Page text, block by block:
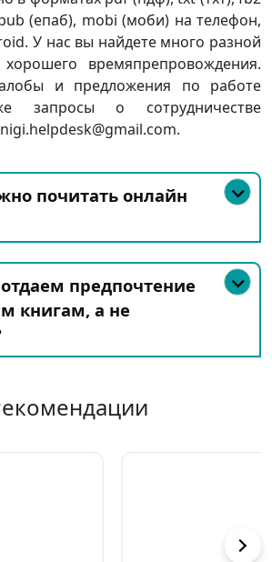
(епаб), mobi (моби) на телефон,
У нас вы найдете много разной
времяпрепровождения.
и предложения по работе
запросы о сотрудничестве
почитать онлайн
предпочтение
книгам, а не